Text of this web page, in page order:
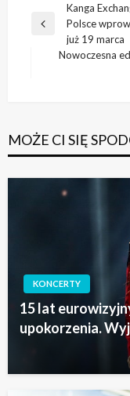
Nawigacja
wpisu
Poprzedni
Kanga
Polsce
już 19 marca
Nowoczesna
MOŻE CI SIĘ
KONCERTY
15 lat
upokorzenia.